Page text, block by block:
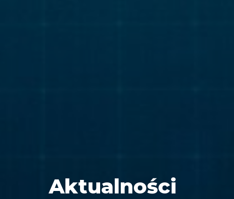
Aktualności